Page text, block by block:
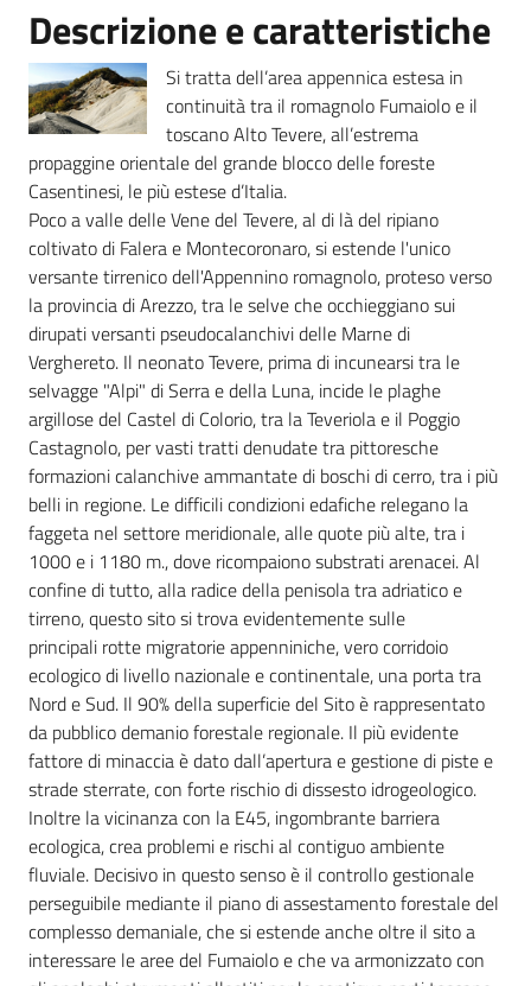
Ambiente
Argomenti
Novità
Servizi
Leggi Atti Bandi
Piani Programmi
Progetti
Descrizione e caratteristiche
Si tratta dell’area appennica estesa in
continuità tra il romagnolo Fumaiolo e il
toscano Alto Tevere, all’estrema
propaggine orientale del grande blocco delle foreste
Casentinesi, le più estese d’Italia.
Poco a valle delle Vene del Tevere, al di là del ripiano
coltivato di Falera e Montecoronaro, si estende l'unico
versante tirrenico dell'Appennino romagnolo, proteso verso
la provincia di Arezzo, tra le selve che occhieggiano sui
dirupati versanti pseudocalanchivi delle Marne di
Verghereto. Il neonato Tevere, prima di incunearsi tra le
selvagge "Alpi" di Serra e della Luna, incide le plaghe
argillose del Castel di Colorio, tra la Teveriola e il Poggio
Castagnolo, per vasti tratti denudate tra pittoresche
formazioni calanchive ammantate di boschi di cerro, tra i più
belli in regione. Le difficili condizioni edafiche relegano la
faggeta nel settore meridionale, alle quote più alte, tra i
1000 e i 1180 m., dove ricompaiono substrati arenacei. Al
confine di tutto, alla radice della penisola tra adriatico e
tirreno, questo sito si trova evidentemente sulle
principali rotte migratorie appenniniche, vero corridoio
ecologico di livello nazionale e continentale, una porta tra
Nord e Sud. Il 90% della superficie del Sito è rappresentato
da pubblico demanio forestale regionale. Il più evidente
fattore di minaccia è dato dall’apertura e gestione di piste e
strade sterrate, con forte rischio di dissesto idrogeologico.
Inoltre la vicinanza con la E45, ingombrante barriera
ecologica, crea problemi e rischi al contiguo ambiente
fluviale. Decisivo in questo senso è il controllo gestionale
perseguibile mediante il piano di assestamento forestale del
complesso demaniale, che si estende anche oltre il sito a
interessare le aree del Fumaiolo e che va armonizzato con